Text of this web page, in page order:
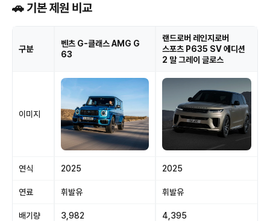
🚗 기본 제원 비교
구분
벤츠 G-클래스 AMG G
63
랜드로버 레인지로버
스포츠 P635 SV 에디션
2 말 그레이 글로스
이미지
연식 2025 2025
연료 휘발유 휘발유
배기량 3,982 4,395